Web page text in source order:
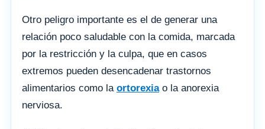
Otro peligro importante es el de generar una
relación poco saludable con la comida, marcada
por la restricción y la culpa, que en casos
extremos pueden desencadenar trastornos
alimentarios como la ortorexiao la anorexia
nerviosa.